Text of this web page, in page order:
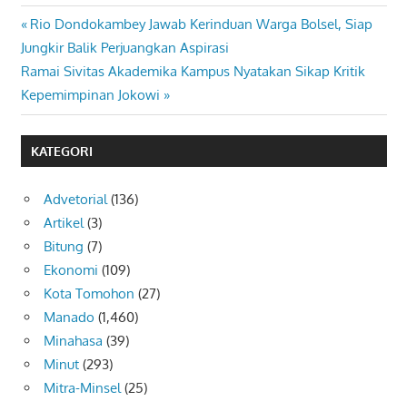
Navigasi
pos
Previous
Post:
Rio Dondokambey Jawab Kerinduan Warga Bolsel, Siap
Jungkir Balik Perjuangkan Aspirasi
Next
Post:
Ramai Sivitas Akademika Kampus Nyatakan Sikap Kritik
Kepemimpinan Jokowi
KATEGORI
Advetorial (136)
Artikel (3)
Bitung (7)
Ekonomi (109)
Kota Tomohon (27)
Manado (1,460)
Minahasa (39)
Minut (293)
Mitra-Minsel (25)